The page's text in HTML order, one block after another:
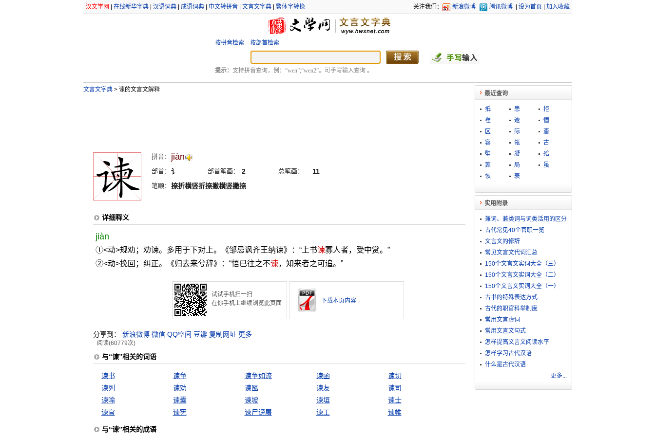
汉文学网 在线新华字典| 汉语词典| 成语词典| 中文转拼音| 文言文字典| 繁体字转换 关注我们： 新浪微博 腾讯微博 设为首页 加入收藏
按拼音检索 按部首检索
提示： 支持拼音查询，例：“wen”;“wen2”。可手写输入查询 。
文言文字典 >谏的文言文解释
拼音： jiàn
部首： 讠 部首笔画： 2 总笔画： 11
笔顺： 捺折横竖折捺撇横竖撇捺
详细释义
jiàn
①<动>规劝；劝谏。多用于下对上。《邹忌讽齐王纳谏》：“上书谏寡人者，受中赏。”
②<动>挽回；纠正。《归去来兮辞》：“悟已往之不谏，知来者之可追。”
试试手机扫一扫
在你手机上继续浏览此页面
下载本页内容
分享到： 新浪微博 微信 QQ空间 豆瓣 复制网址 更多
阅读(60779次)
与“谏”相关的词语
谏书 谏争 谏争如流 谏函
谏切
谏列
谏劝 谏匦 谏友
谏司
谏喻
谏囊 谏坡 谏垣
谏士
谏官
谏宪 谏尸谤屠 谏工 谏帷
与“谏”相关的成语
最近查询
抵 患
拒
裎
遽
憧
区
际
齑
容
瓴
古
壁
凝
殕
筭
局
虽
恢
衰
实用附录
兼词、兼类词与词类活用的区分
古代常见40个官职一览
文言文的修辞
常见文言文代词汇总
150个文言文实词大全（三）
150个文言文实词大全（二）
150个文言文实词大全（一）
古书的特殊表达方式
古代的职官科举制度
常用文言虚词
常用文言文句式
怎样提高文言文阅读水平
怎样学习古代汉语
什么是古代汉语
更多...